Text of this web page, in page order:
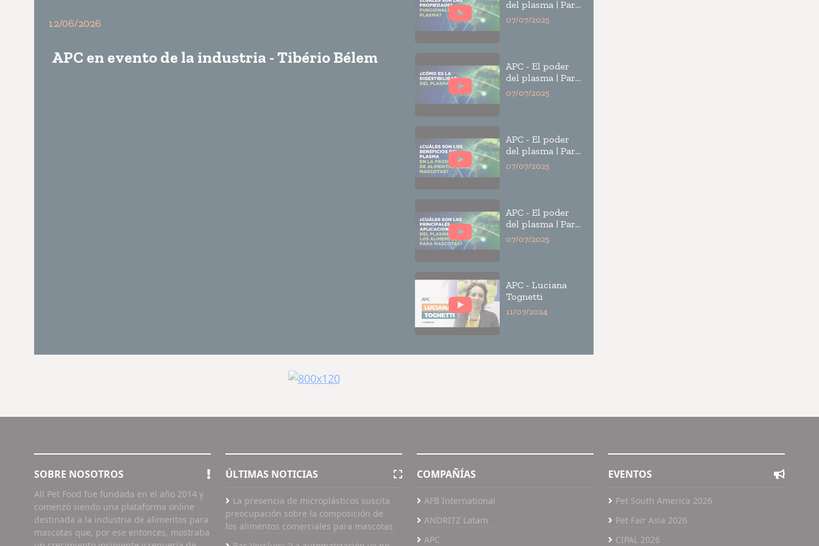
12/06/2026
APC en evento de la industria - Tibério Bélem
del plasma | Parte
4
07/07/2025
APC - El poder
del plasma | Parte
3
07/07/2025
APC - El poder
del plasma | Parte
2
07/07/2025
APC - El poder
del plasma | Parte
1
07/07/2025
APC - Luciana
Tognetti
11/07/2024
SOBRE NOSOTROS
All Pet Food fue fundada en el año 2014 y
comenzó siendo una plataforma online
destinada a la industria de alimentos para
mascotas que, por ese entonces, mostraba
ÚLTIMAS NOTICIAS
La presencia de microplásticos suscita
preocupación sobre la composición de
los alimentos comerciales para mascotas
COMPAÑÍAS
AFB International
ANDRITZ Latam
APC
EVENTOS
Pet South America 2026
Pet Fair Asia 2026
CIPAL 2026